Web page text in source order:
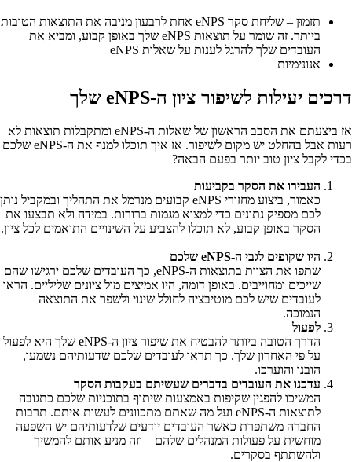
תִזמוּן – שליחת סקר eNPS אחת לרבעון מניבה את התוצאות הטובות
ביותר. זה שומר על תוצאות eNPS שלך באופן קבוע, ומביא את
העובדים שלך להרגל לענות על שאלות eNPS ‍
אנונימיות ‍
‍דרכים יעילות לשיפור ציון ה-eNPS שלך‍
אז ביצעתם את הסבב הראשון של שאלות ה-eNPS ומתקבלות תוצאות לא
רעות אבל בהחלט יש מקום לשיפור. אז איך תוכלו למנף את ה-eNPS שלכם
בכדי לקבל ציון טוב יותר בפעם הבאה? ‍
העבירו את הסקר בקביעות‍
כאמור, ביצוע מחזורי eNPS קבועים מנרמל את התהליך ובמקביל נותן
לכם מספיק נתונים כדי למצוא מגמות ברורות. במידה ולא תבצעו את
הסקר באופן קבוע, לא תוכלו להצביע על השינויים התואמים לכל ציון.
היו שקופים לגבי ה-eNPS שלכם ‍
שתפו את הצוות בתוצאות ה-eNPS, כך העובדים שלכם ירגישו שהם
שייכים ומחוייבים. באופן דומה, היו אמיצים מול ציונים שליליים. הראו
לעובדים שיש לכם מוטיבציה לחולל שינוי ולשפר את התוצאה
הנמוכה.
לפעול
הדרך הטובה ביותר להבטיח את שיפור ציון ה-eNPS שלך היא לפעול
על פי האחרון שלך. כך תראו לעובדים שלכם שדעותיהם נשמעו,
הובנו והוערכו.
עדכנו את העובדים בדברים שעשיתם בעקבות הסקר
המשיכו להפגין שקיפות באמצעות שיתוף בתוכניות שלכם כתגובה
לתוצאות ה-eNPS ועל מה שאתם מתכוונים לעשות איתם. תרבות
החברה משתפרת כאשר העובדים יודעים שלדעותיהם יש השפעה
מוחשית על פעולות המנהלים שלהם – וזה מניע אותם להמשיך
ולהשתתף בסקרים.